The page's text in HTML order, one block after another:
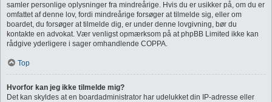
samler personlige oplysninger fra mindreårige. Hvis du er usikker på, om du er
omfattet af denne lov, fordi mindreårige forsøger at tilmelde sig, eller om
boardet, du forsøger at tilmelde dig, er under denne lovgivning, bør du
kontakte en advokat. Vær venligst opmærksom på at phpBB Limited ikke kan
rådgive yderligere i sager omhandlende COPPA.
Top
Hvorfor kan jeg ikke tilmelde mig?
Det kan skyldes at en boardadministrator har udelukket din IP-adresse eller